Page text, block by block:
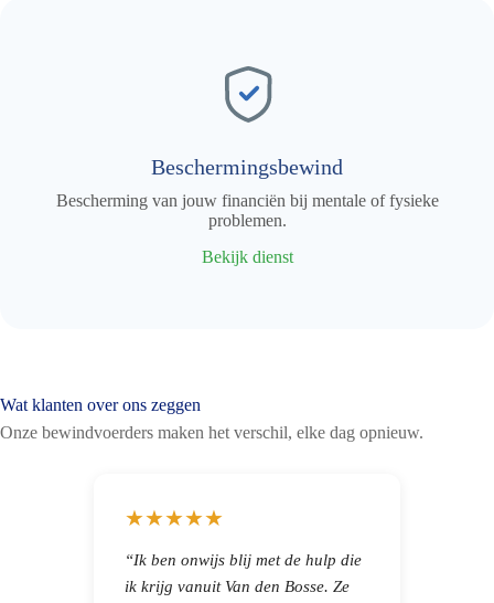
Beschermingsbewind
Bescherming van jouw financiën bij mentale of fysieke
problemen.
Bekijk dienst
Wat klanten over ons zeggen
Onze bewindvoerders maken het verschil, elke dag opnieuw.
★★★★★
“Ik ben onwijs blij met de hulp die
ik krijg vanuit Van den Bosse. Ze